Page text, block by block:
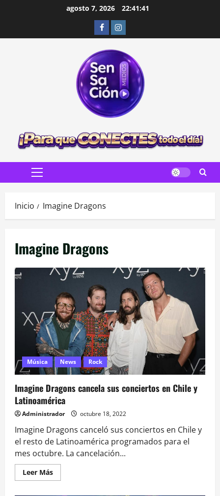
agosto 7, 2026 22:41:42
FacebookInstagram
Menú
Inicio Imagine Dragons
Imagine Dragons
Música News Rock
Imagine Dragons cancela sus conciertos en Chile y
Latinoamérica
Administrador octubre 18, 2022
Imagine Dragons canceló sus conciertos en Chile y
el resto de Latinoamérica programados para el
mes octubre. La cancelación...
Leer MásLeer
más